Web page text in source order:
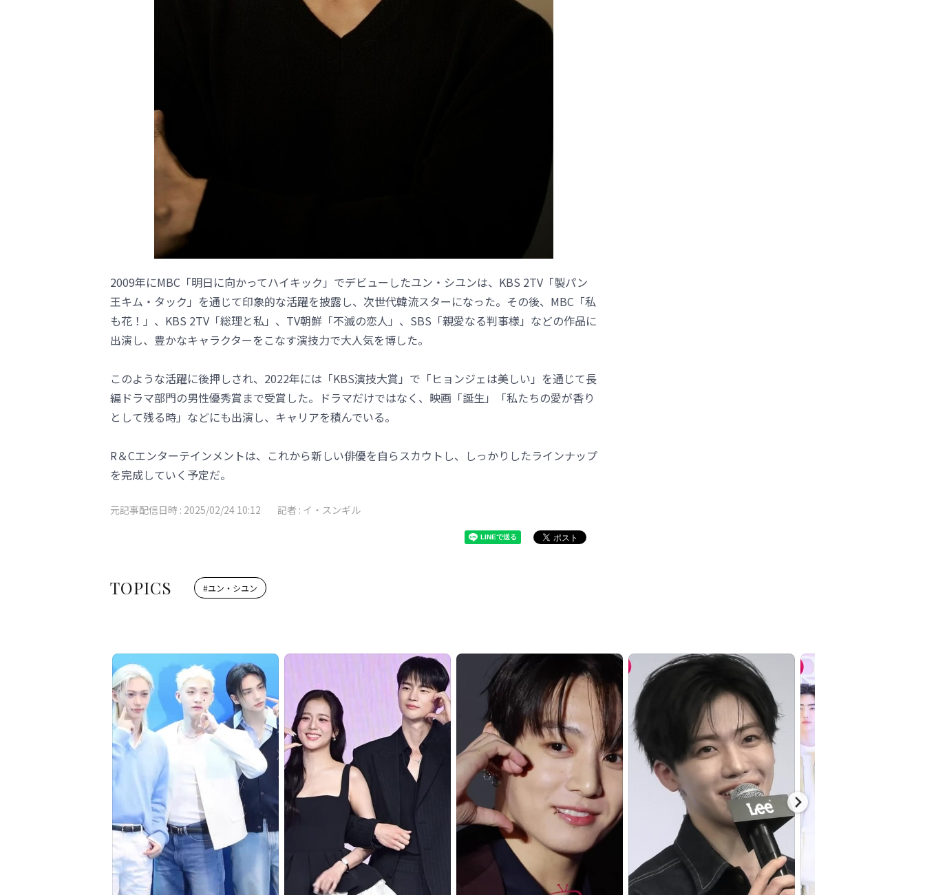
2009年にMBC「明日に向かってハイキック」でデビューしたユン・シユンは、KBS 2TV「製パン
王キム・タック」を通じて印象的な活躍を披露し、次世代韓流スターになった。その後、MBC「私
も花！」、KBS 2TV「総理と私」、TV朝鮮「不滅の恋人」、SBS「親愛なる判事様」などの作品に
出演し、豊かなキャラクターをこなす演技力で大人気を博した。
このような活躍に後押しされ、2022年には「KBS演技大賞」で「ヒョンジェは美しい」を通じて長
編ドラマ部門の男性優秀賞まで受賞した。ドラマだけではなく、映画「誕生」「私たちの愛が香り
として残る時」などにも出演し、キャリアを積んでいる。
R＆Cエンターテインメントは、これから新しい俳優を自らスカウトし、しっかりしたラインナップ
を完成していく予定だ。
元記事配信日時 : 2025/02/24 10:12 記者 : イ・スンギル
TOPICS #ユン・シユン